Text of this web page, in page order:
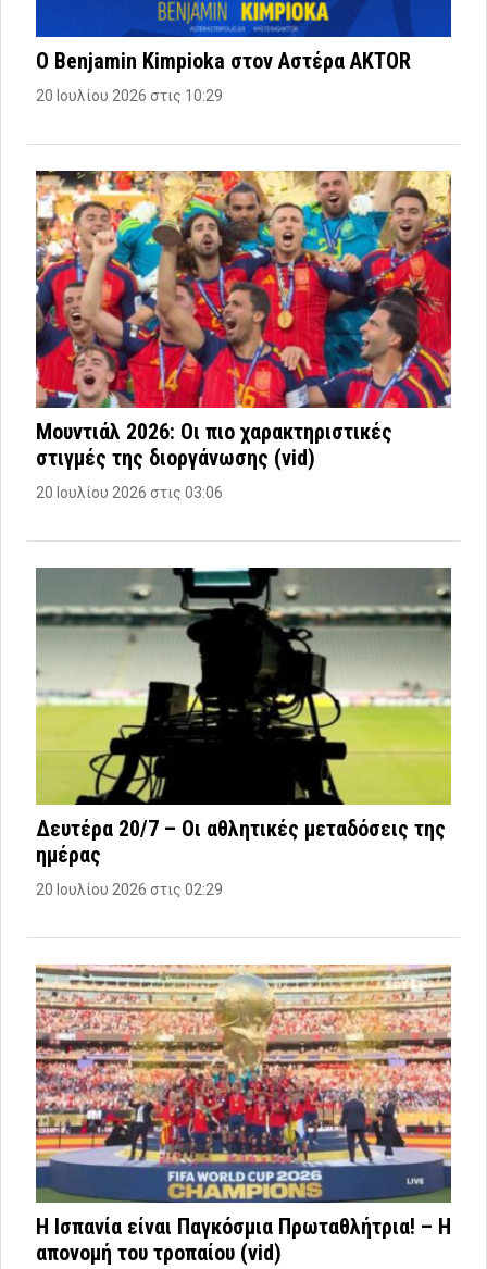
Ο Benjamin Kimpioka στον Αστέρα AKTOR
20 Ιουλίου 2026 στις 10:29
Μουντιάλ 2026: Οι πιο χαρακτηριστικές
στιγμές της διοργάνωσης (vid)
20 Ιουλίου 2026 στις 03:06
Δευτέρα 20/7 – Οι αθλητικές μεταδόσεις της
ημέρας
20 Ιουλίου 2026 στις 02:29
Η Ισπανία είναι Παγκόσμια Πρωταθλήτρια! – Η
απονομή του τροπαίου (vid)